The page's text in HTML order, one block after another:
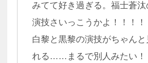
みてて好き過ぎる。福士蒼
演技さいっこうかよ！！！！
白黎と黒黎の演技がちゃんと
れる……まるで別人みたい！